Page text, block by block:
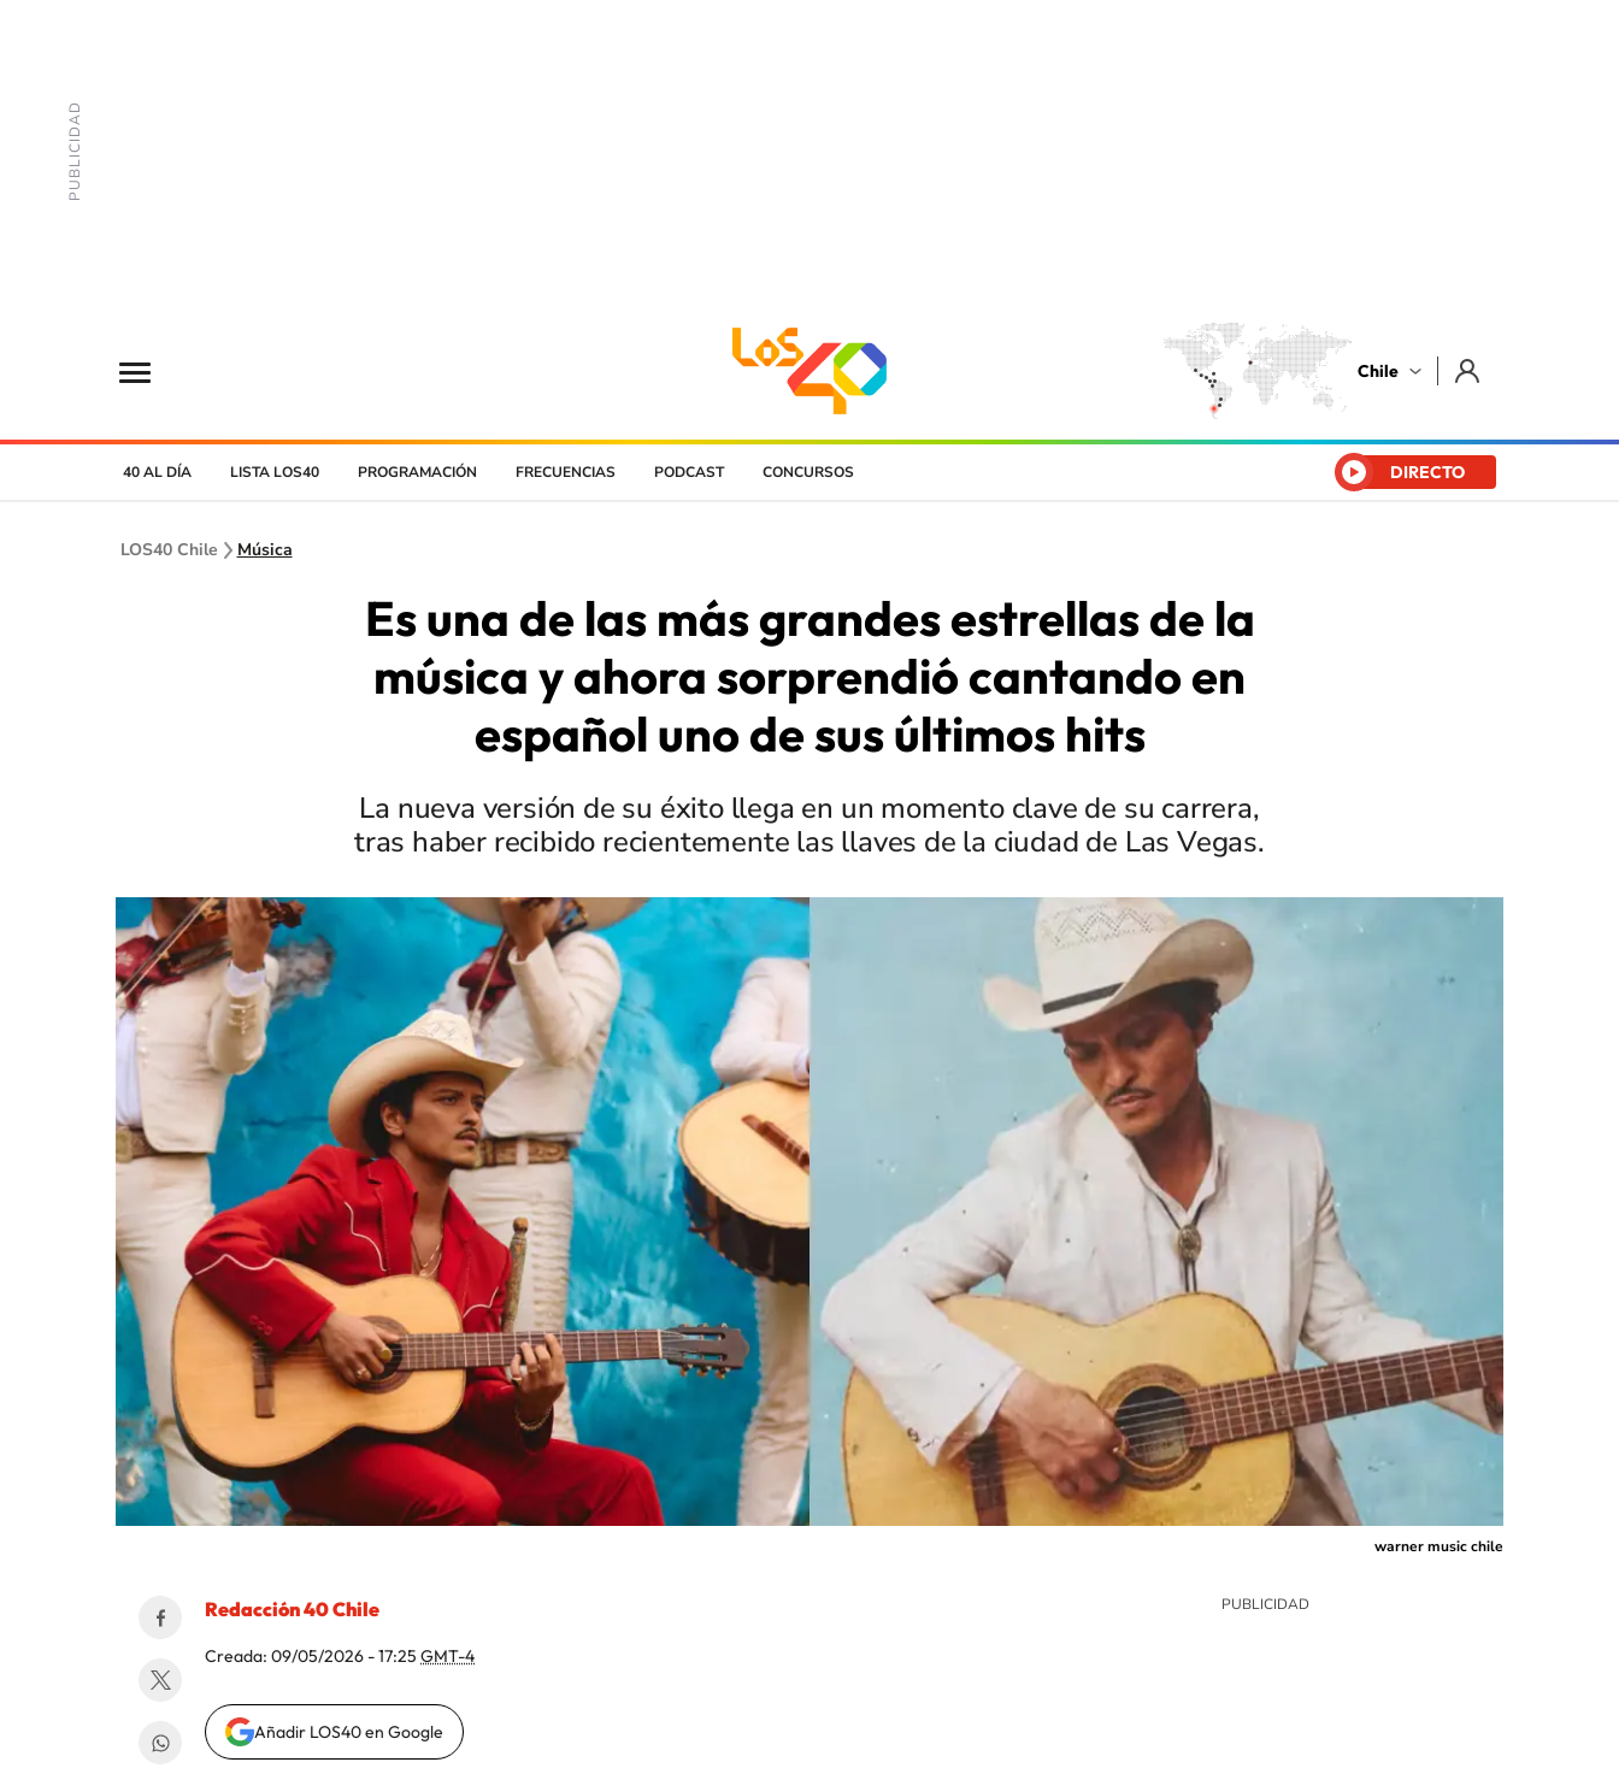
Chile
40 AL DÍA LISTA LOS40 PROGRAMACIÓN FRECUENCIAS PODCAST CONCURSOS DIRECTO
LOS40 Chile Música
Es una de las más grandes estrellas de la
música y ahora sorprendió cantando en
español uno de sus últimos hits
La nueva versión de su éxito llega en un momento clave de su carrera,
tras haber recibido recientemente las llaves de la ciudad de Las Vegas.
warner music chile
Redacción 40 Chile
Creada: 09/05/2026 - 17:25 GMT-4
Añadir LOS40 en Google